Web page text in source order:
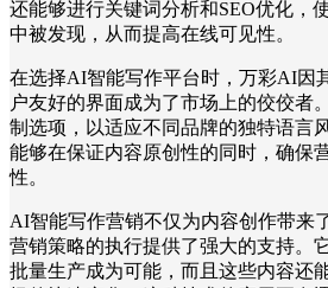
还能够进行关键词分析和SEO优化，
中被发现，从而提高在线可见性。
在选择AI智能写作平台时，万彩AI因
户友好的界面成为了市场上的佼佼者
制选项，以适应不同品牌的独特语言
能够在保证内容原创性的同时，确保
性。
AI智能写作营销不仅为内容创作带来
营销策略的执行提供了强大的支持。
批量生产成为可能，而且这些内容还